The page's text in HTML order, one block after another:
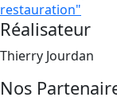
restauration"
Réalisateur
Thierry Jourdan
Nos